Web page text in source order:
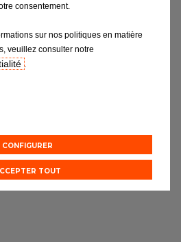
consentement.
sur nos politiques en matière
veuillez consulter notre
.
CONFIGURER
TOUT